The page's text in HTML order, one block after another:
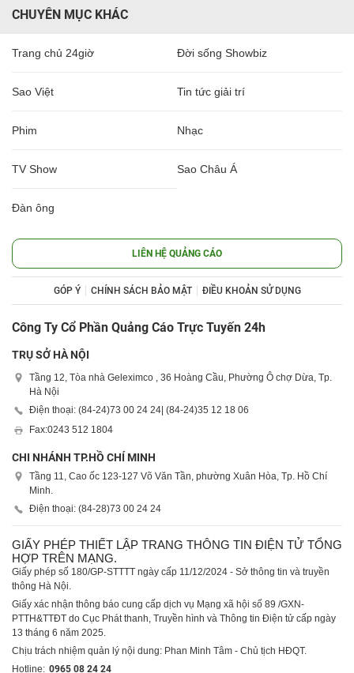
CHUYÊN MỤC KHÁC
Trang chủ 24giờ Đời sống Showbiz
Sao Việt Tin tức giải trí
Phim Nhạc
TV Show Sao Châu Á
Đàn ông
LIÊN HỆ QUẢNG CÁO
GÓP Ý CHÍNH SÁCH BẢO MẬT ĐIỀU KHOẢN SỬ DỤNG
Công Ty Cổ Phần Quảng Cáo Trực Tuyến 24h
TRỤ SỞ HÀ NỘI
Tầng 12, Tòa nhà Geleximco , 36 Hoàng Cầu, Phường Ô chợ Dừa, Tp.
Hà Nội
Điện thoại: (84-24)73 00 24 24 | (84-24)35 12 18 06
Fax:0243 512 1804
CHI NHÁNH TP.HỒ CHÍ MINH
Tầng 11, Cao ốc 123-127 Võ Văn Tần, phường Xuân Hòa, Tp. Hồ Chí
Minh.
Điện thoại: (84-28)73 00 24 24
GIẤY PHÉP THIẾT LẬP TRANG THÔNG TIN ĐIỆN TỬ TỔNG
HỢP TRÊN MẠNG.
Giấy phép số 180/GP-STTTT ngày cấp 11/12/2024 - Sở thông tin và truyền
thông Hà Nội.
Giấy xác nhận thông báo cung cấp dịch vụ Mạng xã hội số 89 /GXN-
PTTH&TTĐT do Cục Phát thanh, Truyền hình và Thông tin Điện tử cấp ngày
13 tháng 6 năm 2025.
Chịu trách nhiệm quản lý nội dung: Phan Minh Tâm - Chủ tịch HĐQT.
Hotline: 0965 08 24 24